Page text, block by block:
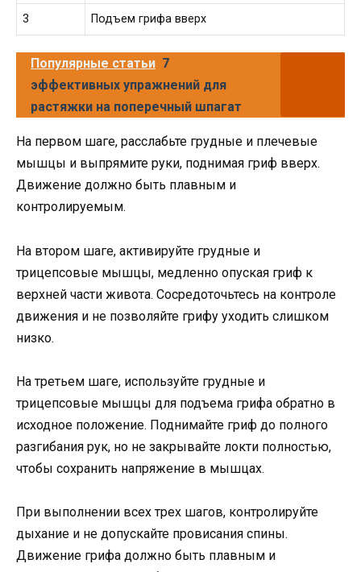
3 Подъем грифа вверх
Популярные статьи 7
эффективных упражнений для
растяжки на поперечный шпагат
На первом шаге, расслабьте грудные и плечевые
мышцы и выпрямите руки, поднимая гриф вверх.
Движение должно быть плавным и
контролируемым.
На втором шаге, активируйте грудные и
трицепсовые мышцы, медленно опуская гриф к
верхней части живота. Сосредоточьтесь на контроле
движения и не позволяйте грифу уходить слишком
низко.
На третьем шаге, используйте грудные и
трицепсовые мышцы для подъема грифа обратно в
исходное положение. Поднимайте гриф до полного
разгибания рук, но не закрывайте локти полностью,
чтобы сохранить напряжение в мышцах.
При выполнении всех трех шагов, контролируйте
дыхание и не допускайте провисания спины.
Движение грифа должно быть плавным и